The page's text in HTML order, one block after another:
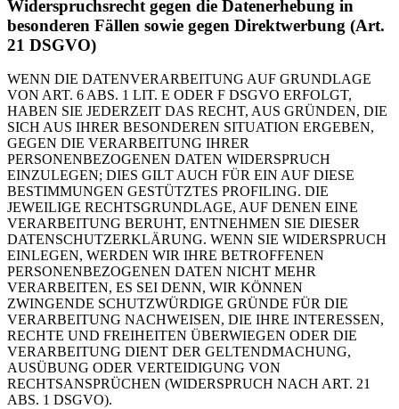
Widerspruchsrecht gegen die Datenerhebung in
besonderen Fällen sowie gegen Direktwerbung (Art.
21 DSGVO)
WENN DIE DATENVERARBEITUNG AUF GRUNDLAGE
VON ART. 6 ABS. 1 LIT. E ODER F DSGVO ERFOLGT,
HABEN SIE JEDERZEIT DAS RECHT, AUS GRÜNDEN, DIE
SICH AUS IHRER BESONDEREN SITUATION ERGEBEN,
GEGEN DIE VERARBEITUNG IHRER
PERSONENBEZOGENEN DATEN WIDERSPRUCH
EINZULEGEN; DIES GILT AUCH FÜR EIN AUF DIESE
BESTIMMUNGEN GESTÜTZTES PROFILING. DIE
JEWEILIGE RECHTSGRUNDLAGE, AUF DENEN EINE
VERARBEITUNG BERUHT, ENTNEHMEN SIE DIESER
DATENSCHUTZERKLÄRUNG. WENN SIE WIDERSPRUCH
EINLEGEN, WERDEN WIR IHRE BETROFFENEN
PERSONENBEZOGENEN DATEN NICHT MEHR
VERARBEITEN, ES SEI DENN, WIR KÖNNEN
ZWINGENDE SCHUTZWÜRDIGE GRÜNDE FÜR DIE
VERARBEITUNG NACHWEISEN, DIE IHRE INTERESSEN,
RECHTE UND FREIHEITEN ÜBERWIEGEN ODER DIE
VERARBEITUNG DIENT DER GELTENDMACHUNG,
AUSÜBUNG ODER VERTEIDIGUNG VON
RECHTSANSPRÜCHEN (WIDERSPRUCH NACH ART. 21
ABS. 1 DSGVO).